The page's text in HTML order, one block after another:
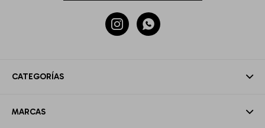
CATEGORÍAS
MARCAS
 